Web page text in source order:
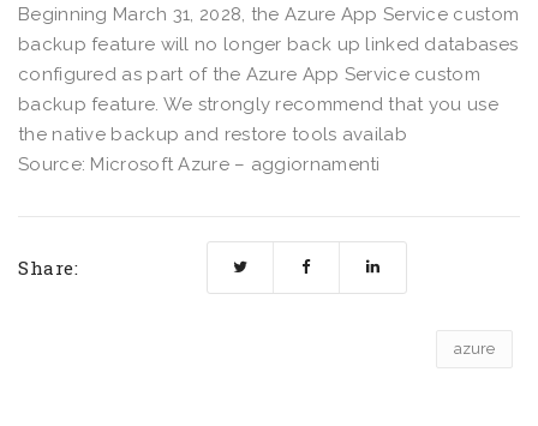
Beginning March 31, 2028, the Azure App Service custom
backup feature will no longer back up linked databases
configured as part of the Azure App Service custom
backup feature. We strongly recommend that you use
the native backup and restore tools availab
Source: Microsoft Azure – aggiornamenti
Share:
azure